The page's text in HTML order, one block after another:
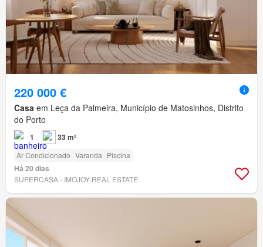
220 000 €
Casa em Leça da Palmeira, Município de Matosinhos, Distrito
do Porto
1 33 m²
Ar Condicionado Varanda Piscina
Há 20 dias
SUPERCASA - IMOJOY REAL ESTATE